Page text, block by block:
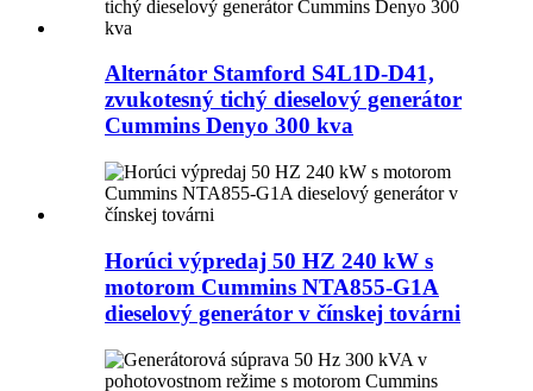
Alternátor Stamford S4L1D-D41,
zvukotesný tichý dieselový generátor
Cummins Denyo 300 kva
Horúci výpredaj 50 HZ 240 kW s
motorom Cummins NTA855-G1A
dieselový generátor v čínskej továrni